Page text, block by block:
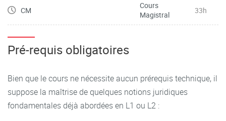
réglementation, responsabilité)
Une séance transversale est consacrée aux usages du
numérique, et quatre séances finales permettent la
Le cours est adapté à un public de Licence 2 sans prérequis
technique. Il adopte une approche juridique rigoureuse, tout
Qualifier une situation juridique à partir d’un cas concret
(contrat, données personnelles, traitement automatisé).
Appliquer les textes pertinents (RGPD, LCEN, AI Act, etc.)
Structurer une analyse juridique claire et argumentée.
CM
Cours
Magistral
33h
Pré-requis obligatoires
Bien que le cours ne nécessite aucun prérequis technique, il
suppose la maîtrise de quelques notions juridiques
fondamentales déjà abordées en L1 ou L2 :